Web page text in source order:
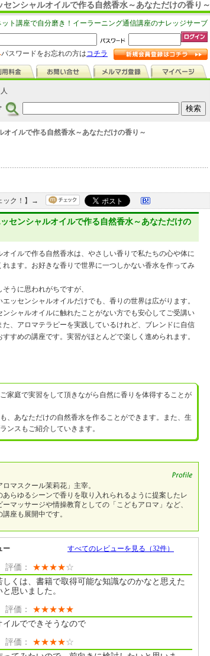
ンシャルオイルで作る自然香水～あなただけの香り～
ット講座で自分磨き！イーラーニング通信講座のナレッジサーブ
パスワードをお忘れの方はコチラ
人
オイルで作る自然香水～あなただけの香り～
ック！】→
センシャルオイルで作る自然香水～あなただけの
オイルで作る自然香水は、やさしい香りで私たちの心や体に
れます。お好きな香りで世界に一つしかない香水を作ってみ
うに思われがちですが、
ッセンシャルオイルだけでも、香りの世界は広がります。
ンシャルオイルに触れたことがない方でも安心してご受講い
た、アロマテラピーを実践しているけれど、ブレンドに自信
すめの講座です。実習がほとんどで楽しく進められます。
家庭で実習をして頂きながら自然に香りを体得することが
、あなただけの自然香水を作ることができます。また、生
ンスもご紹介していきます。
マスクール茉莉花」主宰。
らゆるシーンで香りを取り入れられるように提案したレ
マッサージや情操教育としての「こどもアロマ」など、
座も展開中です。
ー すべてのレビューを見る（32件）
評価： ★★★★☆
くは、書籍で取得可能な知識なのかなと思えた
思いました。
評価： ★★★★★
イルでできそうなので
評価： ★★★★☆